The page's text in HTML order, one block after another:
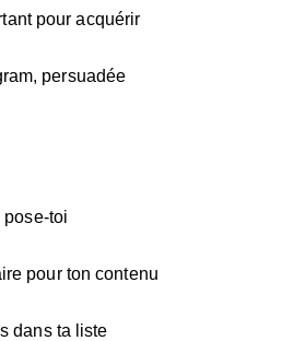
pour acquérir
persuadée
pose-toi
pour ton contenu
dans ta liste